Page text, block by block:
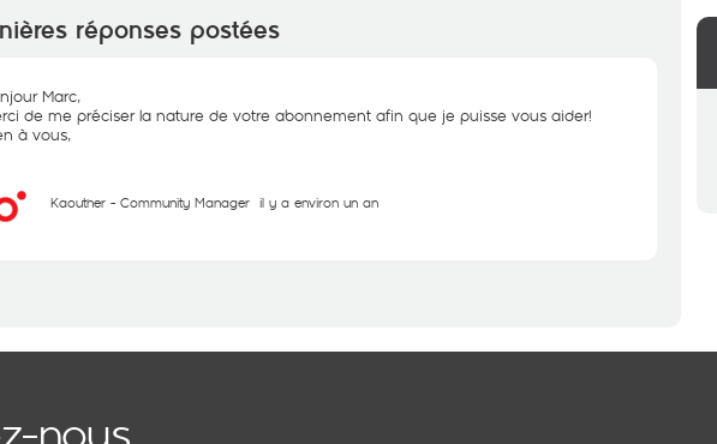
réponses postées
Marc,
de me préciser la nature de votre abonnement afin que je puisse vous aider!
à vous,
Kaouther - Community Manager il y a environ un an
nous